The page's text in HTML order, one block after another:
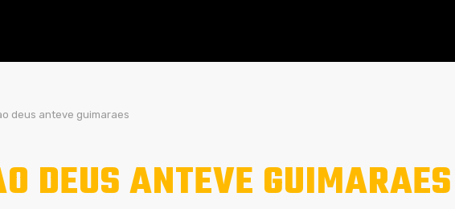
deus anteve guimaraes
DEUS ANTEVE GUIMARAES